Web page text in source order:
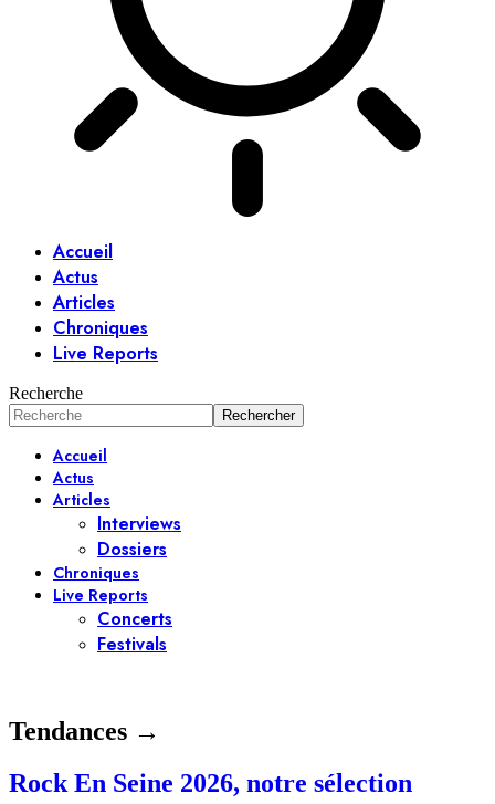
Accueil
Actus
Articles
Chroniques
Live Reports
Recherche
Accueil
Actus
Articles
Interviews
Dossiers
Chroniques
Live Reports
Concerts
Festivals
Tendances →
Rock En Seine 2026, notre sélection